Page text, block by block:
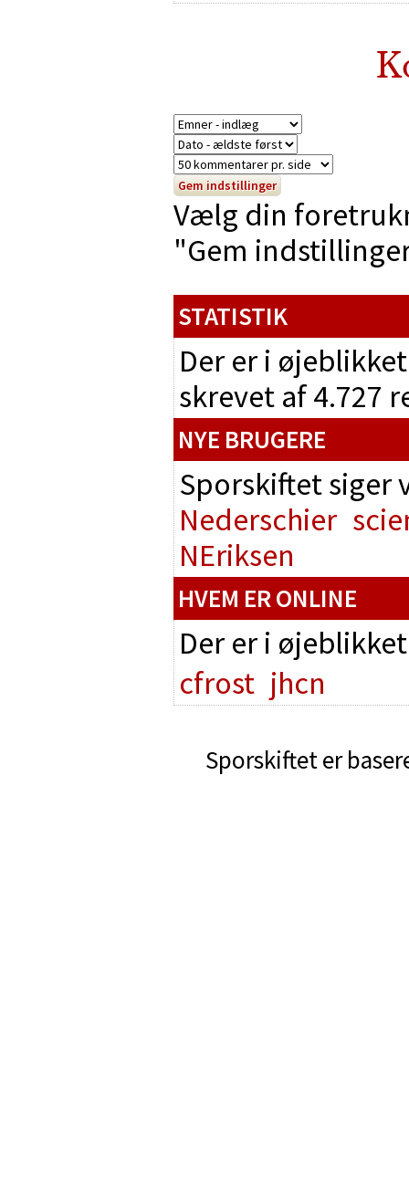
Vælg din
"Gem
STATISTIK
Der er i
skrevet af 4.727
NYE BRUGERE
Sporskiftet
Nederschier
NEriksen
HVEM ER ONLINE
Der er i
cfrost jhcn
Sporskiftet er